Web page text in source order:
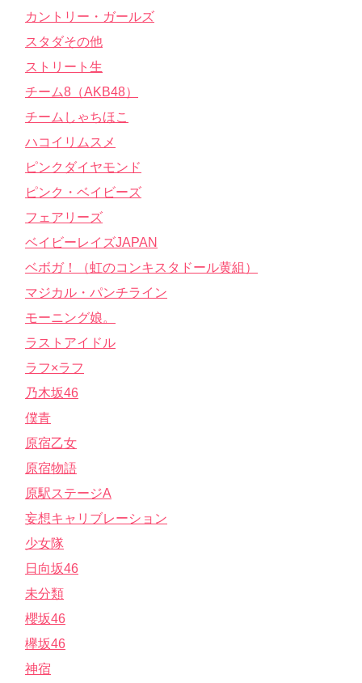
カントリー・ガールズ
スタダその他
ストリート生
チーム8（AKB48）
チームしゃちほこ
ハコイリムスメ
ピンクダイヤモンド
ピンク・ベイビーズ
フェアリーズ
ベイビーレイズJAPAN
ベボガ！（虹のコンキスタドール黄組）
マジカル・パンチライン
モーニング娘。
ラストアイドル
ラフ×ラフ
乃木坂46
僕青
原宿乙女
原宿物語
原駅ステージA
妄想キャリブレーション
少女隊
日向坂46
未分類
櫻坂46
欅坂46
神宿